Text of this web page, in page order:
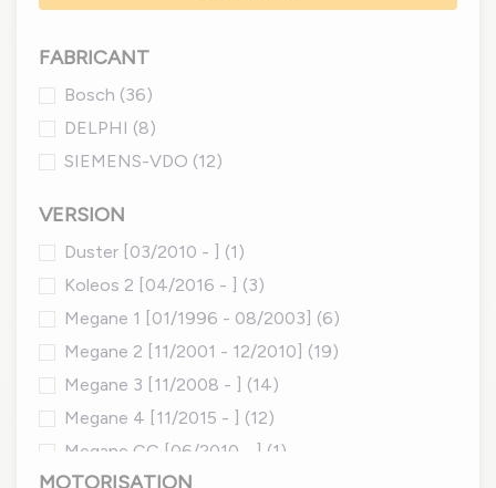
FABRICANT
Bosch (36)
DELPHI (8)
SIEMENS-VDO (12)
VERSION
Duster [03/2010 - ] (1)
Koleos 2 [04/2016 - ] (3)
Megane 1 [01/1996 - 08/2003] (6)
Megane 2 [11/2001 - 12/2010] (19)
Megane 3 [11/2008 - ] (14)
Megane 4 [11/2015 - ] (12)
Megane CC [06/2010 - ] (1)
MOTORISATION